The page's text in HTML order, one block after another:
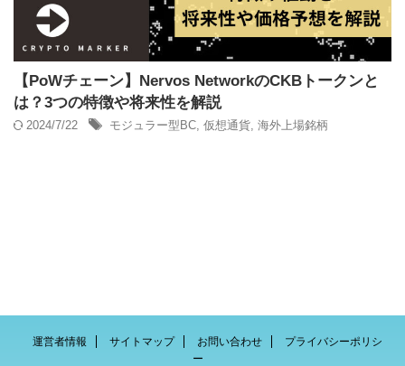
【PoWチェーン】Nervos NetworkのCKBトークンと
は？3つの特徴や将来性を解説
2024/7/22 モジュラー型BC 仮想通貨 海外上場銘柄
運営者情報 サイトマップ お問い合わせ
プライバシーポリシ
ー